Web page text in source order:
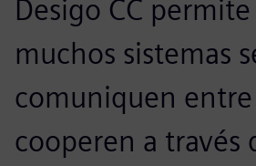
Desigo CC
muchos sistemas
comuniquen entre
cooperen a través